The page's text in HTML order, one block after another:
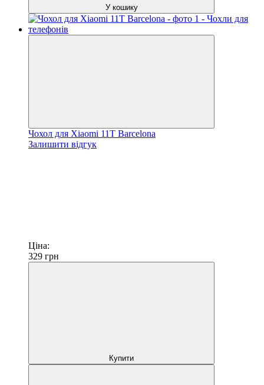
У кошику
Чохол для Xiaomi 11T Barcelona
Залишити відгук
Ціна:
329 грн
Купити